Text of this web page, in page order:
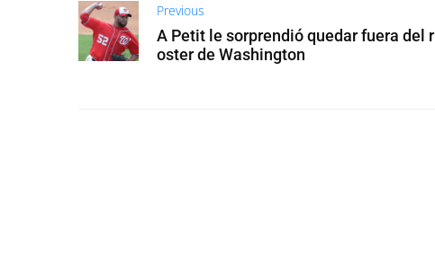
Previous
A Petit le sorprendió quedar fuera del r
oster de Washington